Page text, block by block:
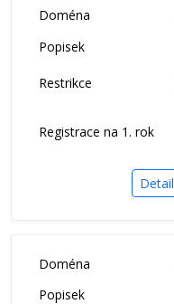
Detail